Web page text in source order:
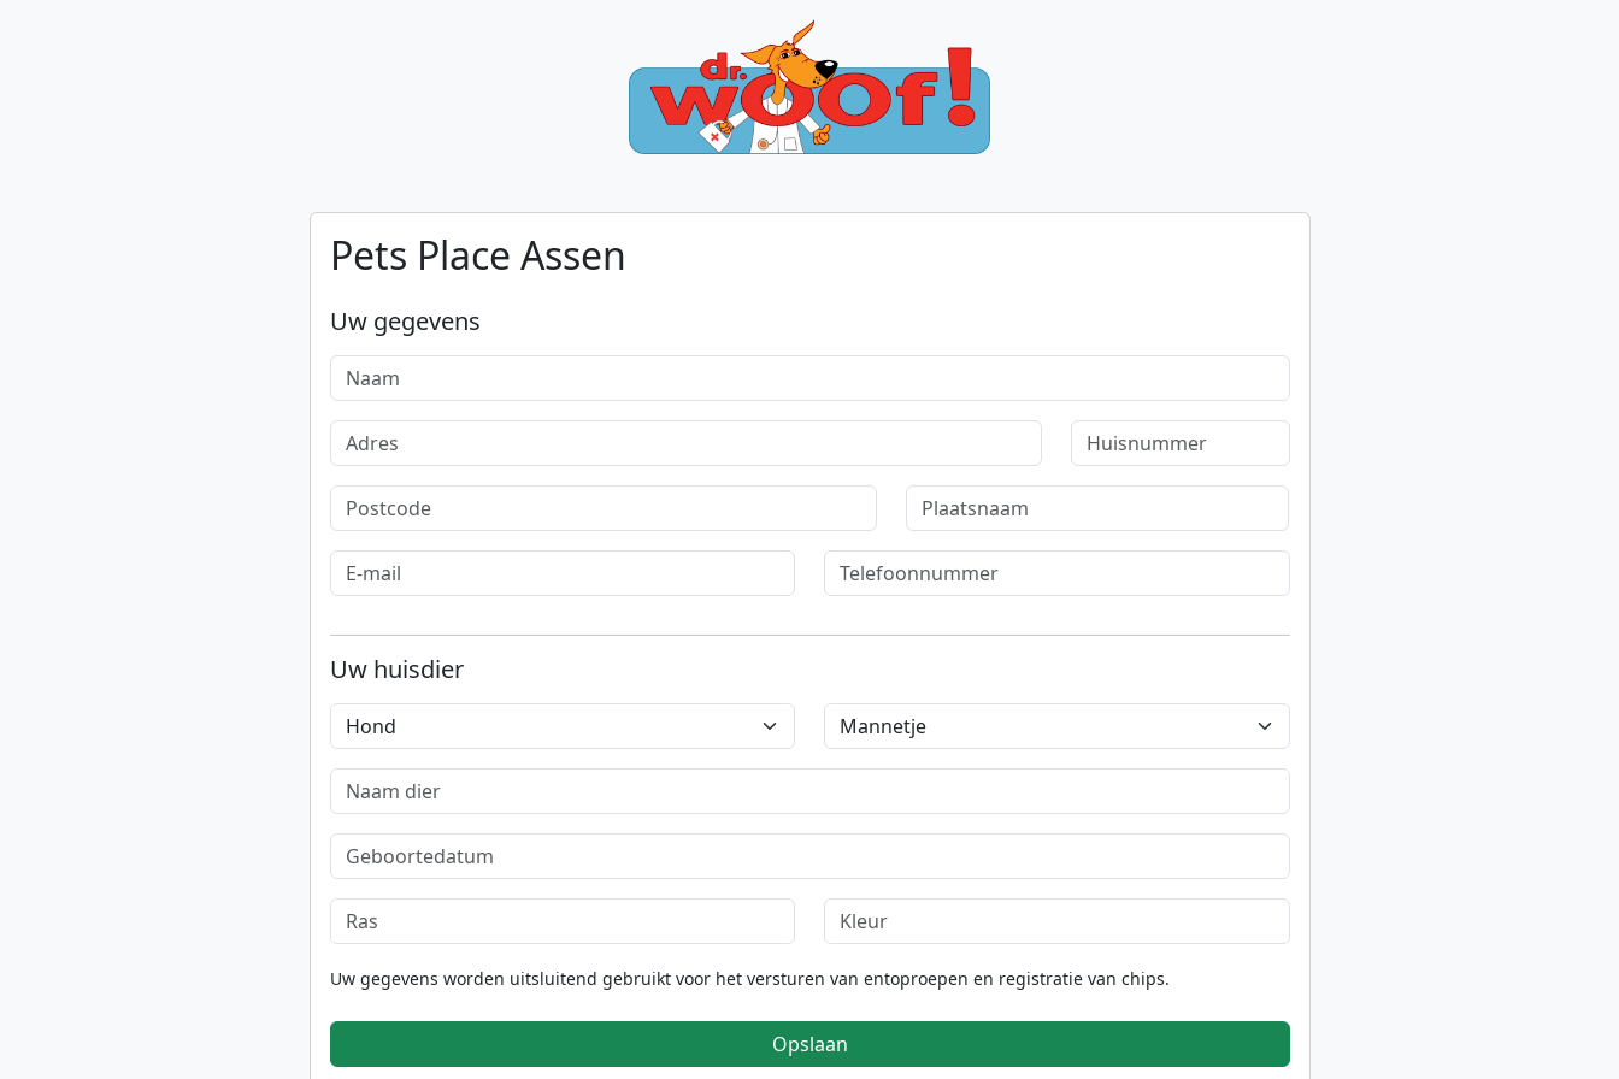
Pets Place Assen
Uw gegevens
Uw huisdier
Uw gegevens worden uitsluitend gebruikt voor het versturen van entoproepen en registratie van chips.
Opslaan